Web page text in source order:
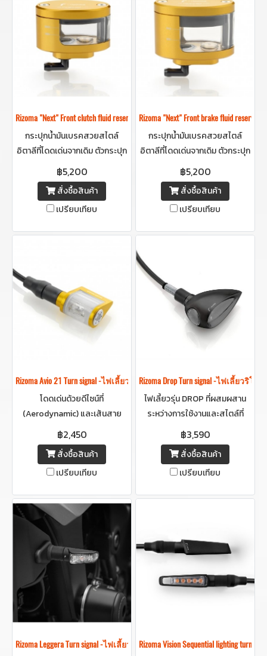
Rizoma "Next" Front clutch fluid reservoir -กระปุกน้ำมันคลัชริโซม่า (ใบกลา
กระปุกน้ำมันเบรคสวยสไตล์
อิตาลีที่โดดเด่นจากเดิม ตัวกระปุก
ใส โชว์น้ำมันข้างใน สร้างมิติใหม่ให้
รถดูสวยและแตกต่างอย่างมีชั้น
เชิง
฿5,200
สั่งซื้อสินค้า
เปรียบเทียบ
Rizoma "Next" Front brake fluid
กระปุกน้ำมันเบรคสวยสไตล์
อิตาลีที่โดดเด่นจากเดิม ตัวกระปุก
ใส โชว์น้ำมันข้างใน สร้างมิติใหม่ให้
รถดูสวยและแตกต่างอย่างมีชั้น
เชิง
฿5,200
สั่งซื้อสินค้า
เปรียบเทียบ
Rizoma Avio 21 Turn signal -ไฟเลี้ยวริโซม่า
โดดเด่นด้วยดีไซน์ที่
(Aerodynamic) และเส้นสาย
แบบโมเดิร์น ผสมผสานทั้งความ
สวยงามและประสิทธิภาพไว้อย่าง
ลงตัว
฿2,450
สั่งซื้อสินค้า
เปรียบเทียบ
Rizoma Drop Turn signal -ไฟเลี้ยวริโซ
ไฟเลี้ยวรุ่น DROP ที่ผสมผสาน
ระหว่างการใช้งานและสไตล์ที่
ลงตัว ผลิตจากอะลูมิเนียมแท่ง
(Billet Aluminum) แข็งแรง น้ำ
หนักเบา พร้อมเทคโนโลยีไฟ SMD
LED รุ่นล่าสุด ที่ให้ความสว่าง
฿3,590
สั่งซื้อสินค้า
เปรียบเทียบ
Rizoma Leggera Turn signal -ไฟเลี้ยวริโซม่าRizoma Vision Sequential lighting turn